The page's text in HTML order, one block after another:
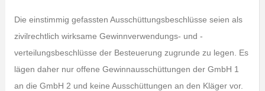
Die einstimmig gefassten Ausschüttungsbeschlüsse seien als
zivilrechtlich wirksame Gewinnverwendungs- und -
verteilungsbeschlüsse der Besteuerung zugrunde zu legen. Es
lägen daher nur offene Gewinnausschüttungen der GmbH 1
an die GmbH 2 und keine Ausschüttungen an den Kläger vor.